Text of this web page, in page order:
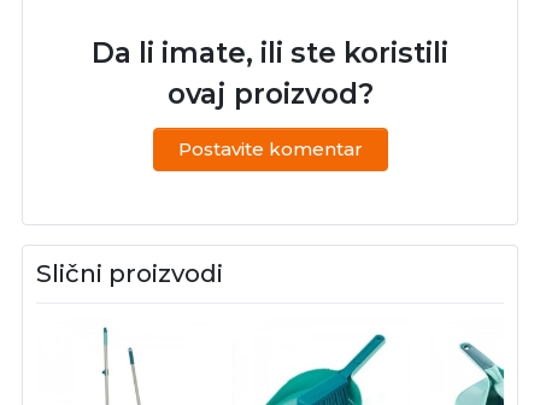
Da li imate, ili ste koristili
ovaj proizvod?
Postavite komentar
Slični proizvodi